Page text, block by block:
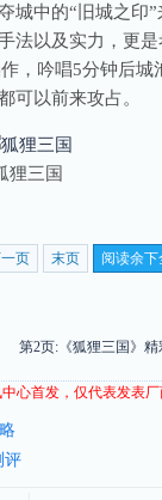
中的“旧城之印”
法以及实力，更
，吟唱5分钟后
可以前来攻占。
狸三国
页 末页 阅读余下
第2页:《狐狸三国》精
中心首发，仅代表发表
评